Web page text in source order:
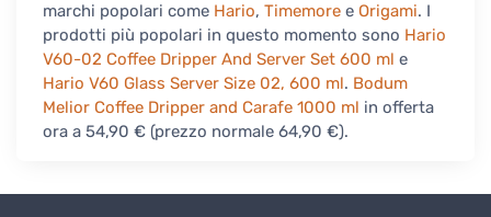
marchi popolari come Hario, Timemore e Origami. I
prodotti più popolari in questo momento sono Hario
V60-02 Coffee Dripper And Server Set 600 ml e
Hario V60 Glass Server Size 02, 600 ml. Bodum
Melior Coffee Dripper and Carafe 1000 ml in offerta
ora a 54,90 € (prezzo normale 64,90 €).